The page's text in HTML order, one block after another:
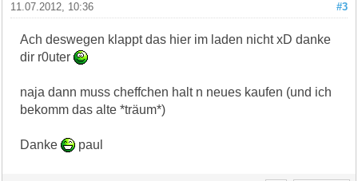
#3
11.07.2012, 10:36
Ach deswegen klappt das hier im laden nicht xD danke
dir r0uter
naja dann muss cheffchen halt n neues kaufen (und ich
bekomm das alte *träum*)
Danke paul